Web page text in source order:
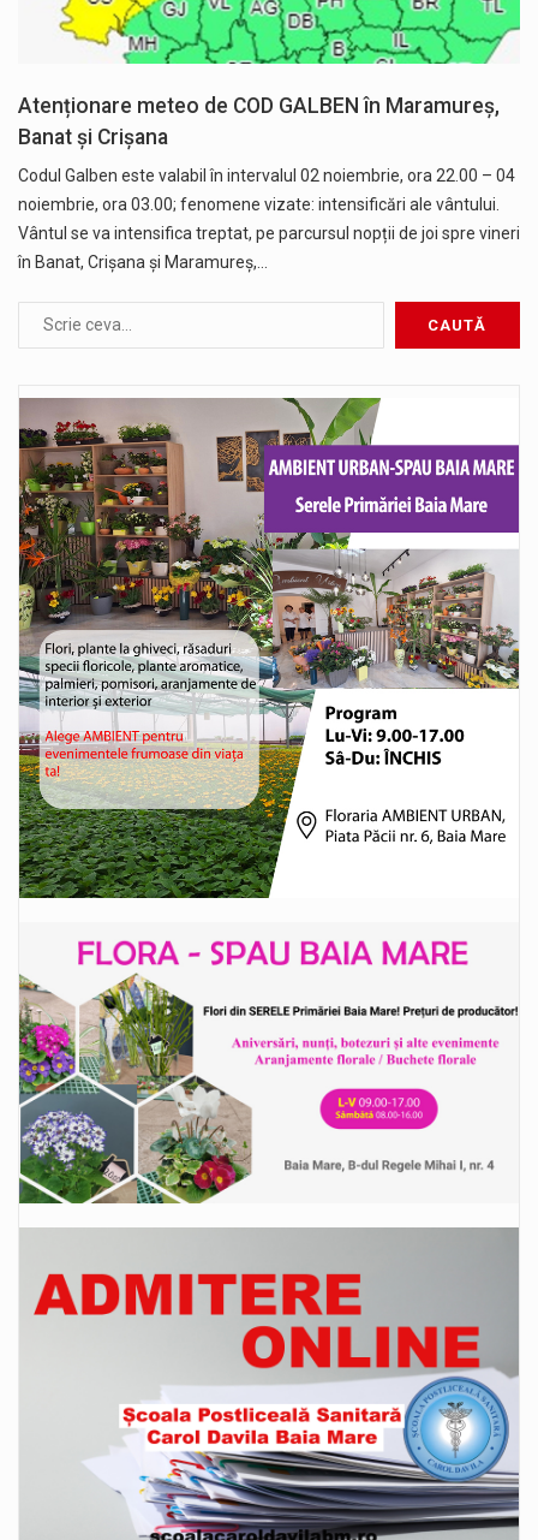
Atenționare meteo de COD GALBEN în Maramureș,
Banat și Crișana
Codul Galben este valabil în intervalul 02 noiembrie, ora 22.00 – 04
noiembrie, ora 03.00; fenomene vizate: intensificări ale vântului.
Vântul se va intensifica treptat, pe parcursul nopții de joi spre vineri
în Banat, Crișana și Maramureș,…